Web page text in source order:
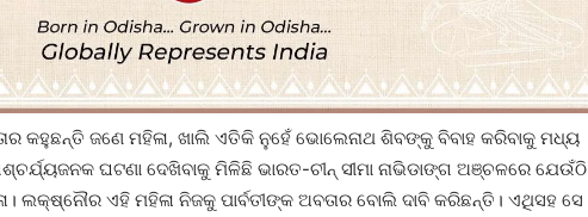
କହୁଛନ୍ତି ଜଣେ ମହିଳା, ଖାଲି ଏତିକି ନୁହେଁ ଭୋଲେନାଥ ଶିବଙ୍କୁ ବିବାହ କରିବାକୁ ମଧ୍ୟ
ଘଟଣା ଦେଖିବାକୁ ମିଳିଛି ଭାରତ-ଚୀନ୍ ସୀମା ନାଭିଡାଙ୍ଗ ଅଞ୍ଚଳରେ ଯେଉଁଠି
ଲକ୍ଷ୍ନୌର ଏହି ମହିଳା ନିଜକୁ ପାର୍ବତୀଙ୍କ ଅବତାର ବୋଲି ଦାବି କରିଛନ୍ତି। ଏଥିସହ ସେ